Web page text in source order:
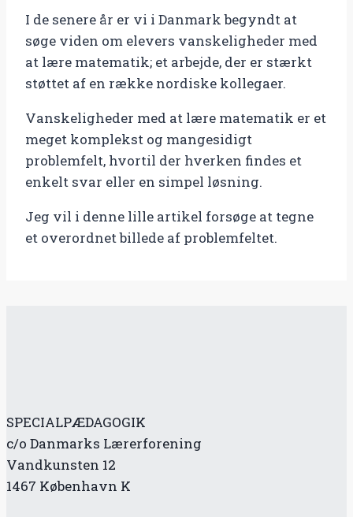
I de senere år er vi i Danmark begyndt at
søge viden om elevers vanskeligheder med
at lære matematik; et arbejde, der er stærkt
støttet af en række nordiske kollegaer.
Vanskeligheder med at lære matematik er et
meget komplekst og mangesidigt
problemfelt, hvortil der hverken findes et
enkelt svar eller en simpel løsning.
Jeg vil i denne lille artikel forsøge at tegne
et overordnet billede af problemfeltet.
SPECIALPÆDAGOGIK
c/o Danmarks Lærerforening
Vandkunsten 12
1467 København K